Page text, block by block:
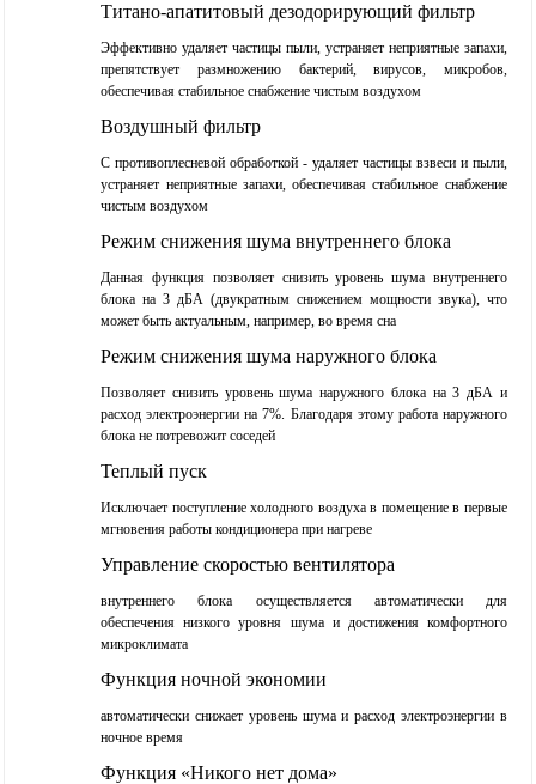
Титано-апатитовый дезодорирующий фильтр
Эффективно удаляет частицы пыли, устраняет неприятные запахи,
препятствует размножению бактерий, вирусов, микробов,
обеспечивая стабильное снабжение чистым воздухом
Воздушный фильтр
С противоплесневой обработкой - удаляет частицы взвеси и пыли,
устраняет неприятные запахи, обеспечивая стабильное снабжение
чистым воздухом
Режим снижения шума внутреннего блока
Данная функция позволяет снизить уровень шума внутреннего
блока на 3 дБА (двукратным снижением мощности звука), что
может быть актуальным, например, во время сна
Режим снижения шума наружного блока
Позволяет снизить уровень шума наружного блока на 3 дБА и
расход электроэнергии на 7%. Благодаря этому работа наружного
блока не потревожит соседей
Теплый пуск
Исключает поступление холодного воздуха в помещение в первые
мгновения работы кондиционера при нагреве
Управление скоростью вентилятора
внутреннего блока осуществляется автоматически для
обеспечения низкого уровня шума и достижения комфортного
микроклимата
Функция ночной экономии
автоматически снижает уровень шума и расход электроэнергии в
ночное время
Функция «Никого нет дома»